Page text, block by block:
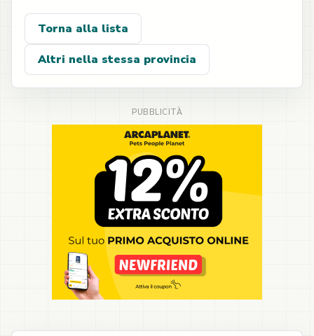
Torna alla lista
Altri nella stessa provincia